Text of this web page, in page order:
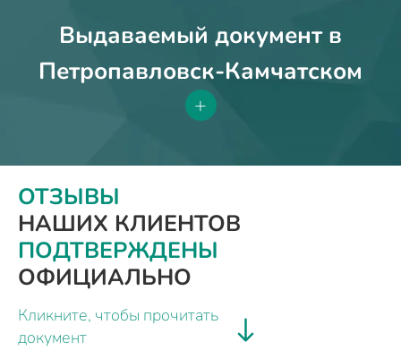
Выдаваемый документ в
Петропавловск-Камчатском
+
ОТЗЫВЫ
НАШИХ КЛИЕНТОВ
ПОДТВЕРЖДЕНЫ
ОФИЦИАЛЬНО
Кликните, чтобы прочитать
документ